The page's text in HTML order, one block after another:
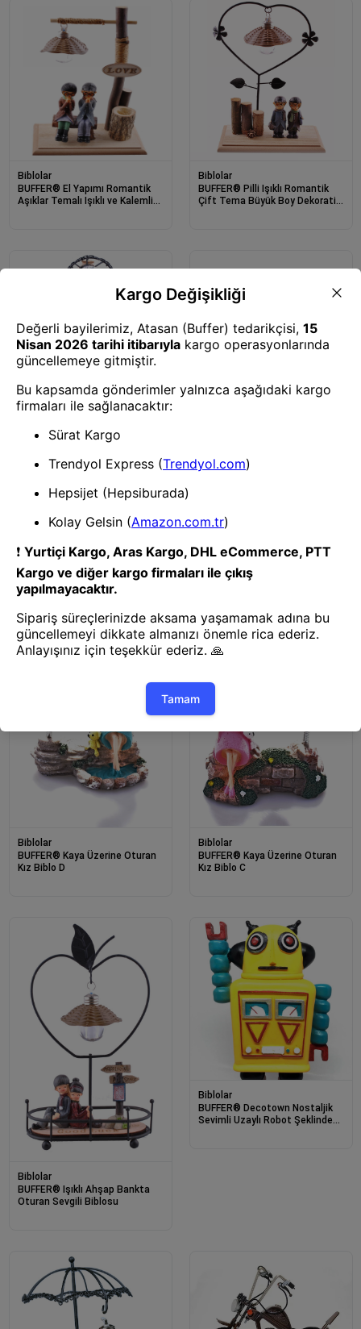
Biblolar
BUFFER® El Yapımı Romantik
Aşıklar Temalı Işıklı ve Kalemlikli
Biblolar
BUFFER® Pilli Işıklı Romantik
Çift Tema Büyük Boy Dekoratif
Biblolar
BUFFER® Işıklı Salıncakta
Dekoratif Ahşap Biblo
BUFFER® Decotown Nostaljik
Motosiklet Biblo Süs
Biblolar
BUFFER® Kaya Üzerine Oturan
Kız Biblo D
Biblolar
BUFFER® Kaya Üzerine Oturan
Kız Biblo C
Biblolar
BUFFER® Işıklı Ahşap Bankta
Oturan Sevgili Biblosu
Biblolar
BUFFER® Decotown Nostaljik
Sevimli Uzaylı Robot Şeklinde